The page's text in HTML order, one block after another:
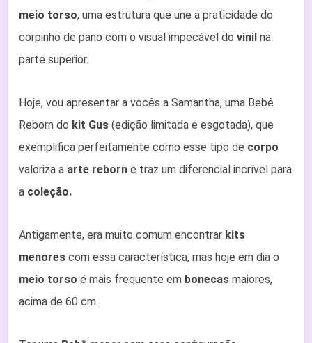
meio torso, uma estrutura que une a praticidade do
corpinho de pano com o visual impecável do vinil na
parte superior.
Hoje, vou apresentar a vocês a Samantha, uma Bebê
Reborn do kit Gus (edição limitada e esgotada), que
exemplifica perfeitamente como esse tipo de corpo
valoriza a arte reborn e traz um diferencial incrível para
a coleção.
Antigamente, era muito comum encontrar kits
menores com essa característica, mas hoje em dia o
meio torso é mais frequente em bonecas maiores,
acima de 60 cm.